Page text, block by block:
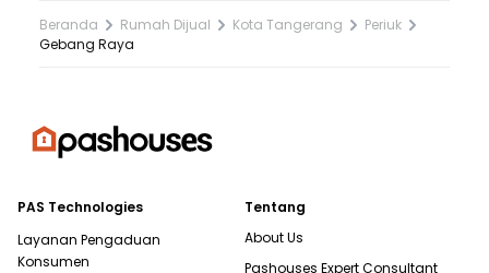
Beranda Rumah Dijual Kota Tangerang
Periuk
Gebang Raya
PAS Technologies
Layanan Pengaduan
Konsumen
Tentang
About Us
Pashouses Expert Consultant